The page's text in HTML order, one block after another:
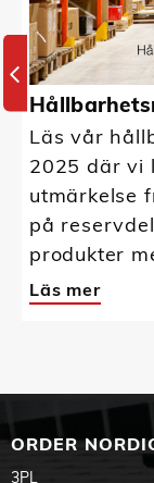
Läs vår
2025 där vi
utmärkelse
på
produkter
Läs mer
ORDER
3PL